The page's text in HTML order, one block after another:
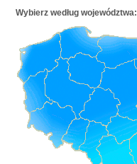
Wybierz według województwa: